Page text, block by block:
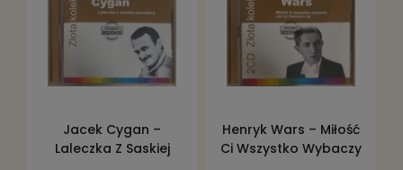
Jacek Cygan –
Laleczka Z Saskiej
Henryk Wars – Miłość
Ci Wszystko Wybaczy